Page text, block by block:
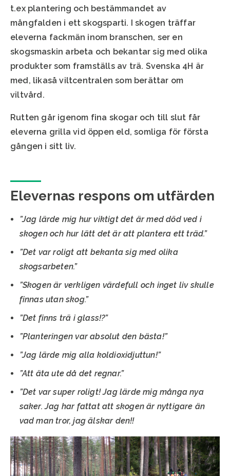
t.ex plantering och bestämmandet av
mångfalden i ett skogsparti. I skogen träffar
eleverna fackmän inom branschen, ser en
skogsmaskin arbeta och bekantar sig med olika
produkter som framställs av trä. Svenska 4H är
med, likaså viltcentralen som berättar om
viltvård.
Rutten går igenom fina skogar och till slut får
eleverna grilla vid öppen eld, somliga för första
gången i sitt liv.
Elevernas respons om utfärden
”Jag lärde mig hur viktigt det är med död ved i
skogen och hur lätt det är att plantera ett träd.”
”Det var roligt att bekanta sig med olika
skogsarbeten.”
”Skogen är verkligen värdefull och inget liv skulle
finnas utan skog.”
”Det finns trä i glass!?”
”Planteringen var absolut den bästa!”
”Jag lärde mig alla koldioxidjuttun!”
”Att äta ute då det regnar.”
”Det var super roligt! Jag lärde mig många nya
saker. Jag har fattat att skogen är nyttigare än
vad man tror, jag älskar den!!